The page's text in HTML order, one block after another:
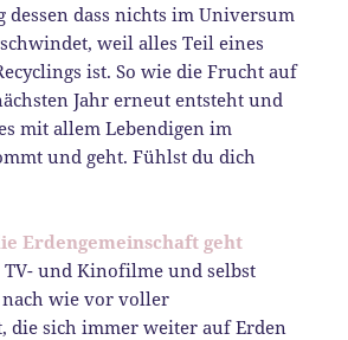
dessen dass nichts im Universum
weil alles Teil eines
ist. So wie die Frucht auf
Jahr erneut entsteht und
mit allem Lebendigen im
und geht. Fühlst du dich
Erdengemeinschaft geht
TV- und Kinofilme und selbst
wie vor voller
die sich immer weiter auf Erden